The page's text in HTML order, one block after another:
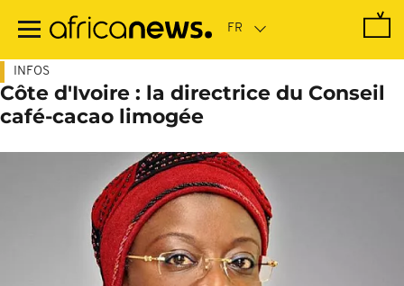
contenu
INFOS
Côte d'Ivoire : la directrice du Conseil
café-cacao limogée